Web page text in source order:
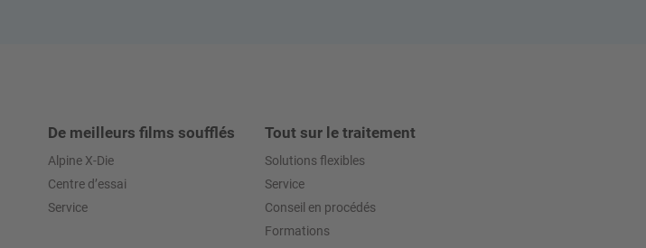
De meilleurs films soufflés
Alpine X-Die
Centre d’essai
Service
Tout sur le traitement
Solutions flexibles
Service
Conseil en procédés
Formations